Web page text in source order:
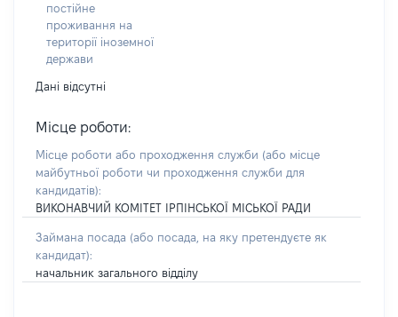
постійне
проживання на
території іноземної
держави
Дані відсутні
Місце роботи:
Місце роботи або проходження служби (або місце
майбутньої роботи чи проходження служби для
кандидатів):
ВИКОНАВЧИЙ КОМІТЕТ ІРПІНСЬКОЇ МІСЬКОЇ РАДИ
Займана посада (або посада, на яку претендуєте як
кандидат):
начальник загального відділу